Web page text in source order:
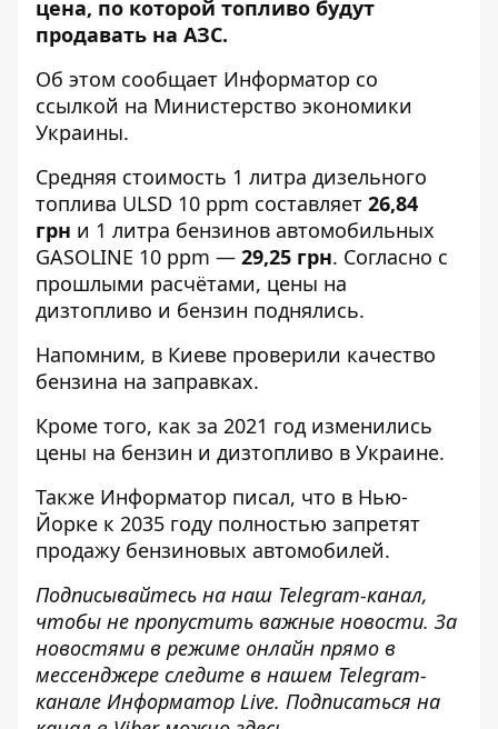
цена, по которой топливо будут
продавать на АЗС.
Об этом сообщает Информатор со
ссылкой на Министерство экономики
Украины.
Средняя стоимость 1 литра дизельного
топлива ULSD 10 ppm составляет 26,84
грн и 1 литра бензинов автомобильных
GASOLINE 10 ppm — 29,25 грн. Согласно с
прошлыми расчётами, цены на
дизтопливо и бензин поднялись.
Напомним, в Киеве проверили качество
бензина на заправках.
Кроме того, как за 2021 год изменились
цены на бензин и дизтопливо в Украине.
Также Информатор писал, что в Нью-
Йорке к 2035 году полностью запретят
продажу бензиновых автомобилей.
Подписывайтесь на наш Telegram-канал,
чтобы не пропустить важные новости. За
новостями в режиме онлайн прямо в
мессенджере следите в нашем Telegram-
канале Информатор Live. Подписаться на